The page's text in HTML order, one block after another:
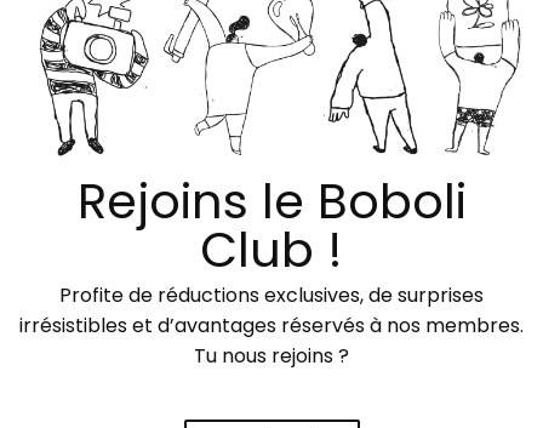
Rejoins le Boboli
Club !
Profite de réductions exclusives, de surprises
irrésistibles et d’avantages réservés à nos membres.
Tu nous rejoins ?